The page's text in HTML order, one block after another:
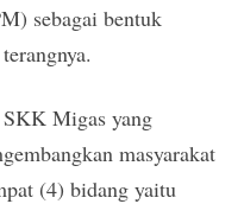
sebagai bentuk
SKK Migas yang
masyarakat
(4) bidang yaitu